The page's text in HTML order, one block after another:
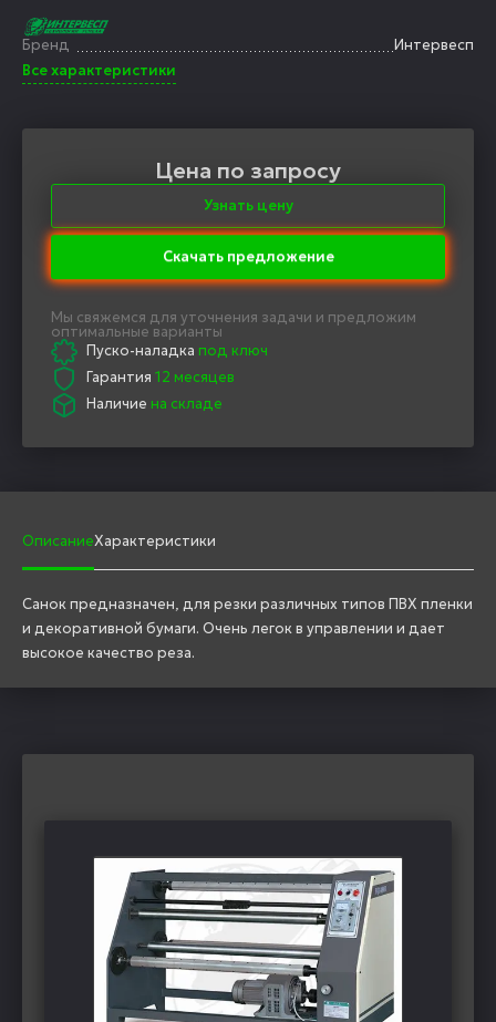
Бренд
Интервесп
Все характеристики
Цена по запросу
Узнать цену
Скачать предложение
Мы свяжемся для уточнения задачи и предложим
оптимальные варианты
Пуско-наладка под ключ
Гарантия 12 месяцев
Наличие на складе
ОписаниеХарактеристики
Санок предназначен, для резки различных типов ПВХ пленки
и декоративной бумаги. Очень легок в управлении и дает
высокое качество реза.